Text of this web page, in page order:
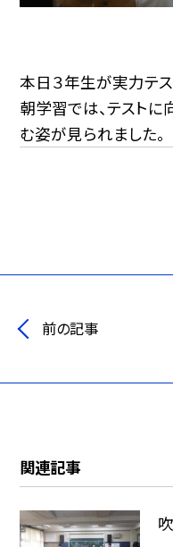
本日３年生が実力テス
朝学習では、テストに
む姿が見られました。
前の記事
関連記事